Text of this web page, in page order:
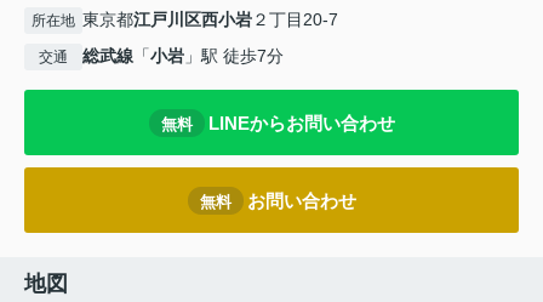
所在地 東京都江戸川区西小岩２丁目20-7
交通 総武線 「小岩 」駅 徒歩7分
無料 LINEからお問い合わせ
無料 お問い合わせ
地図